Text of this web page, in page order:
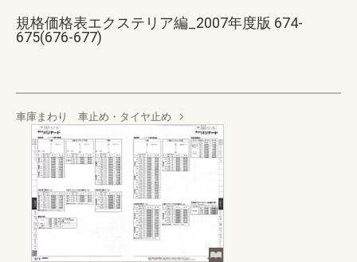
規格価格表エクステリア編_2007年度版 674-
675(676-677)
車庫まわり 車止め・タイヤ止め